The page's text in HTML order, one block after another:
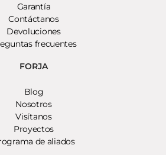
Garantía
Contáctanos
Devoluciones
frecuentes
FORJA
Blog
Nosotros
Visítanos
Proyectos
de aliados